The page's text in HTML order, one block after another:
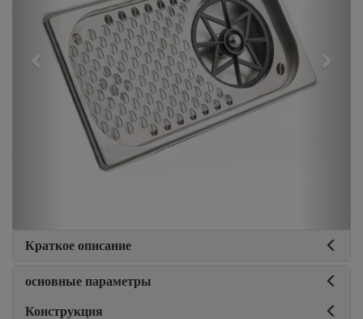
Краткое описание
основные параметры
Конструкция